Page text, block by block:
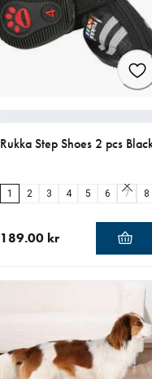
Rukka Step Shoes 2 pcs
1 2 3 4 5 6 7 8
189.00 kr